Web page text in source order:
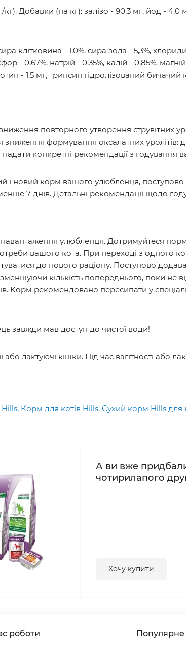
Добавки (на кг): залізо - 90,3 мг, йод -
клітковина - 1,0%, сира зола - 5,3%,
- 0,67%, натрій - 0,35%, калій - 0,85%,
- 1,5 мг, трипсин гідролізований бичачий
повторного утворення струвітних
зниження формування оксалатних
конкретні рекомендації з годування
і новий корм вашого улюбленця, поступово
7 днів. Детальні рекомендації щодо
улюбленця. Дотримуйтеся
вашого кота. При переході з
до нового раціону. Поступово
кількість попереднього, поки не
Корм рекомендовано пересипати у
завжди мав доступ до чистої води!
або лактуючі кішки. Під час вагітності або
, Корм для котів Hills, Сухий корм Hills для
А ви вже
чотирилапого
Хочу купити
роботи Популярне